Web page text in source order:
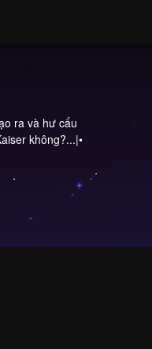
ra và hư cấu
không?...|•